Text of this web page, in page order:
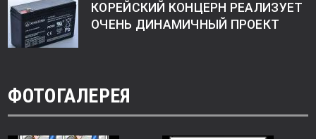
КОРЕЙСКИЙ КОНЦЕРН РЕАЛИЗУЕТ
ОЧЕНЬ ДИНАМИЧНЫЙ ПРОЕКТ
ФОТОГАЛЕРЕЯ